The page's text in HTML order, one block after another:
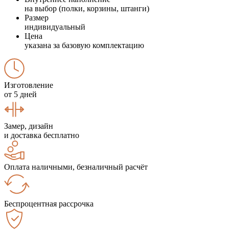
на выбор (полки, корзины, штанги)
Размер
индивидуальный
Цена
указана за базовую комплектацию
Изготовление
от 5 дней
Замер, дизайн
и доставка бесплатно
Оплата наличными, безналичный расчёт
Беспроцентная рассрочка